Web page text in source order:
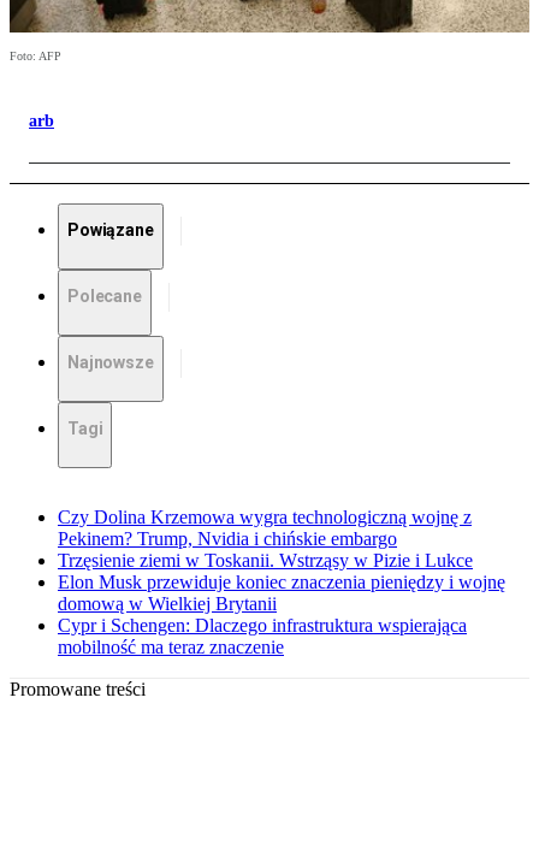
Foto: AFP
arb
Powiązane
Polecane
Najnowsze
Tagi
Czy Dolina Krzemowa wygra technologiczną wojnę z
Pekinem? Trump, Nvidia i chińskie embargo
Trzęsienie ziemi w Toskanii. Wstrząsy w Pizie i Lukce
Elon Musk przewiduje koniec znaczenia pieniędzy i wojnę
domową w Wielkiej Brytanii
Cypr i Schengen: Dlaczego infrastruktura wspierająca
mobilność ma teraz znaczenie
Promowane treści